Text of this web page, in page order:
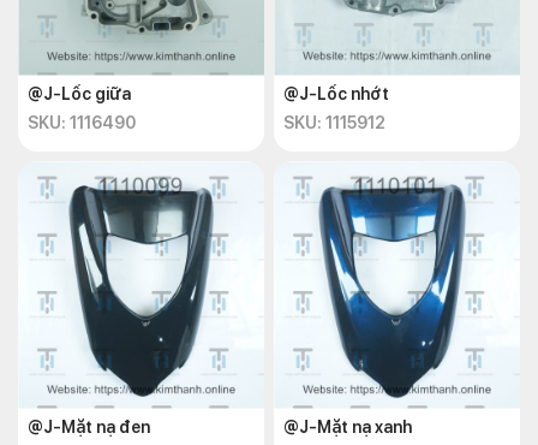
@J-Lốc giữa
SKU: 1116490
@J-Lốc nhớt
SKU: 1115912
@J-Mặt nạ đen
@J-Mặt nạ xanh